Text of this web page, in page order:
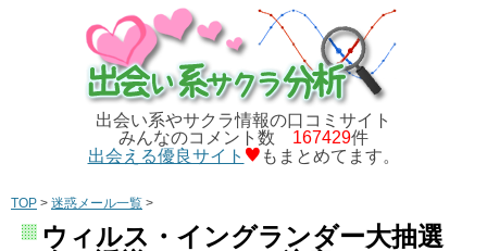
出会い系やサクラ情報の口コミサイト
みんなのコメント数 167429件
出会える優良サイト
もまとめてます。
TOP > 迷惑メール一覧 >
ウィルス・イングランダー大抽選